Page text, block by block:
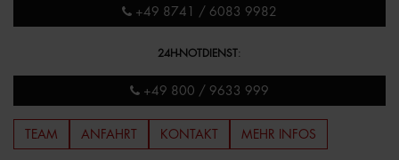
+49 8741 / 6083 9982
24H-NOTDIENST :
+49 800 / 9633 999
TEAM ANFAHRT KONTAKT MEHR INFOS